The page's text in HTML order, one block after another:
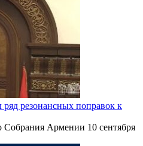
резонансных поправок к
Собрания Армении 10 сентября